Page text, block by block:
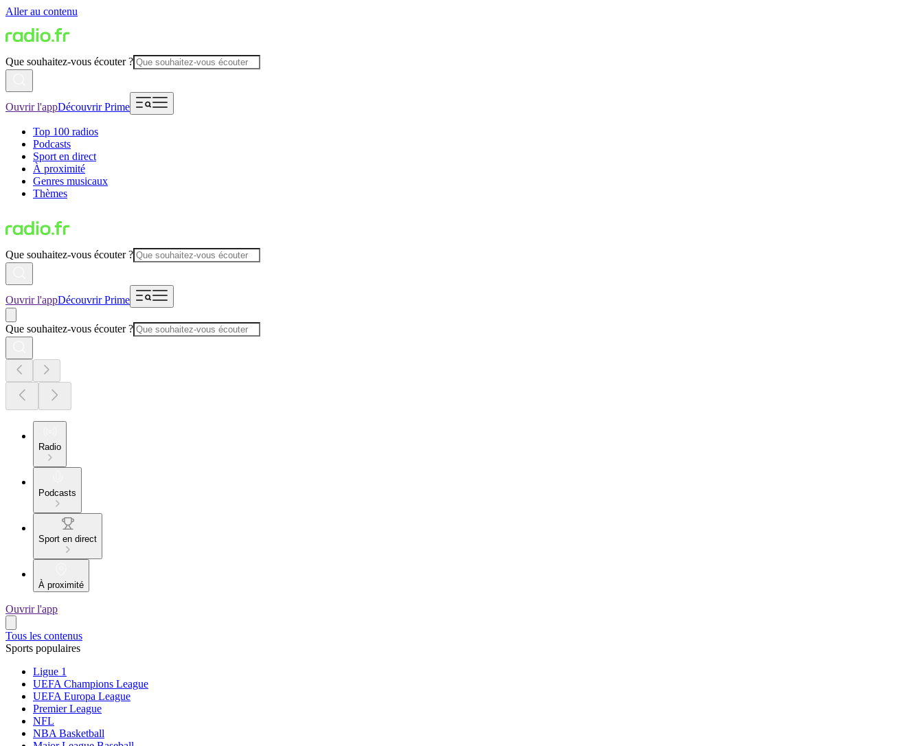
Aller au contenu
Que souhaitez-vous écouter ?
Ouvrir l'appDécouvrir Prime
Top 100 radios
Podcasts
Sport en direct
À proximité
Genres musicaux
Thèmes
Que souhaitez-vous écouter ?
Ouvrir l'appDécouvrir Prime
Que souhaitez-vous écouter ?
Radio
Podcasts
Sport en direct
À proximité
Ouvrir l'app
Tous les contenus
Sports populaires
Ligue 1
UEFA Champions League
UEFA Europa League
Premier League
NFL
NBA Basketball